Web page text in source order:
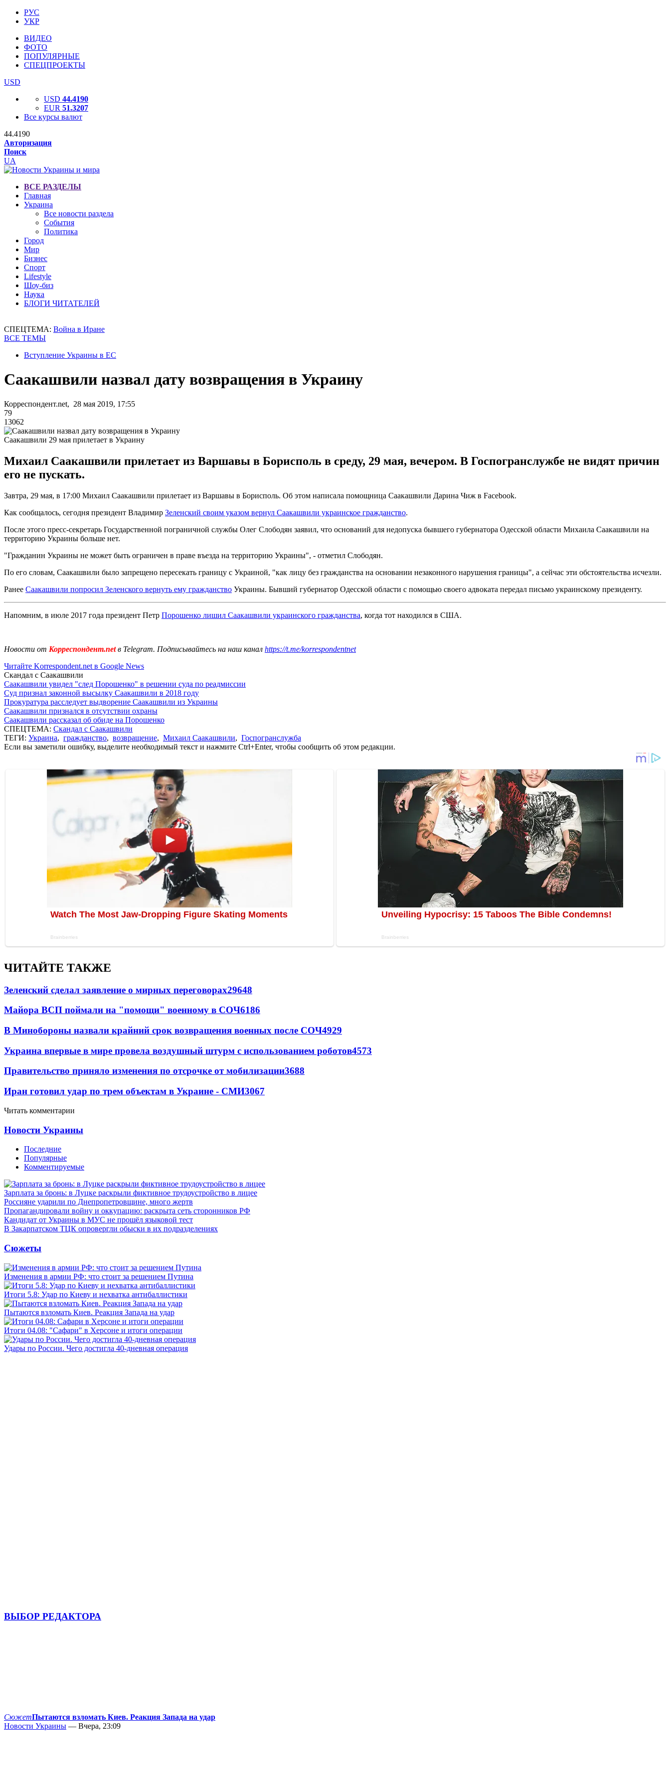
РУС
УКР
ВИДЕО
ФОТО
ПОПУЛЯРНЫЕ
СПЕЦПРОЕКТЫ
USD
USD 44.4190
EUR 51.3207
Все курсы валют
44.4190
Авторизация
Поиск
UA
ВСЕ РАЗДЕЛЫ
Главная
Украина
Все новости раздела
События
Политика
Город
Мир
Бизнес
Спорт
Lifestyle
Шоу-биз
Наука
БЛОГИ ЧИТАТЕЛЕЙ
СПЕЦТЕМА: Война в Иране
ВСЕ ТЕМЫ
Вступление Украины в ЕС
Саакашвили назвал дату возвращения в Украину
Корреспондент.net, 28 мая 2019, 17:55
79
13062
Саакашвили 29 мая прилетает в Украину
Михаил Саакашвили прилетает из Варшавы в Борисполь в среду, 29 мая, вечером. В Госпогранслужбе не видят причин
его не пускать.
Завтра, 29 мая, в 17:00 Михаил Саакашвили прилетает из Варшавы в Борисполь. Об этом написала помощница Саакашвили Дарина Чиж в Facebook.
Как сообщалось, сегодня президент Владимир Зеленский своим указом вернул Саакашвили украинское гражданство.
После этого пресс-секретарь Государственной пограничной службы Олег Слободян заявил, что оснований для недопуска бывшего губернатора Одесской области Михаила Саакашвили на
территорию Украины больше нет.
"Гражданин Украины не может быть ограничен в праве въезда на территорию Украины", - отметил Слободян.
По его словам, Саакашвили было запрещено пересекать границу с Украиной, "как лицу без гражданства на основании незаконного нарушения границы", а сейчас эти обстоятельства исчезли.
Ранее Саакашвили попросил Зеленского вернуть ему гражданство Украины. Бывший губернатор Одесской области с помощью своего адвоката передал письмо украинскому президенту.
Напомним, в июле 2017 года президент Петр Порошенко лишил Саакашвили украинского гражданства, когда тот находился в США.
Новости от Корреспондент.netв Telegram. Подписывайтесь на наш канал https://t.me/korrespondentnet
Читайте Korrespondent.net в Google News
Скандал с Саакашвили
Саакашвили увидел "след Порошенко" в решении суда по реадмиссии
Суд признал законной высылку Саакашвили в 2018 году
Прокуратура расследует выдворение Саакашвили из Украины
Саакашвили признался в отсутствии охраны
Саакашвили рассказал об обиде на Порошенко
СПЕЦТЕМА: Скандал с Саакашвили
ТЕГИ: Украина, гражданство, возвращение, Михаил Саакашвили, Госпогранслужба
Если вы заметили ошибку, выделите необходимый текст и нажмите Ctrl+Enter, чтобы сообщить об этом редакции.
ЧИТАЙТЕ ТАКЖЕ
Зеленский сделал заявление о мирных переговорах29648
Майора ВСП поймали на "помощи" военному в СОЧ6186
В Минобороны назвали крайний срок возвращения военных после СОЧ4929
Украина впервые в мире провела воздушный штурм с использованием роботов4573
Правительство приняло изменения по отсрочке от мобилизации3688
Иран готовил удар по трем объектам в Украине - СМИ3067
Читать комментарии
Новости Украины
Последние
Популярные
Комментируемые
Зарплата за бронь: в Луцке раскрыли фиктивное трудоустройство в лицее
Россияне ударили по Днепропетровщине, много жертв
Пропагандировали войну и оккупацию: раскрыта сеть сторонников РФ
Кандидат от Украины в МУС не прошёл языковой тест
В Закарпатском ТЦК опровергли обыски в их подразделениях
Сюжеты
Изменения в армии РФ: что стоит за решением Путина
Итоги 5.8: Удар по Киеву и нехватка антибаллистики
Пытаются взломать Киев. Реакция Запада на удар
Итоги 04.08: "Сафари" в Херсоне и итоги операции
Удары по России. Чего достигла 40-дневная операция
ВЫБОР РЕДАКТОРА
СюжетПытаются взломать Киев. Реакция Запада на удар
Новости Украины — Вчера, 23:09